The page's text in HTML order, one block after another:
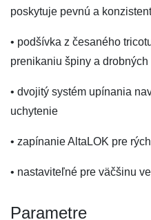
poskytuje pevnú a
• podšívka z česaného
prenikaniu špiny a drobných
• dvojitý systém upínania
uchytenie
• zapínanie AltaLOK pre
• nastaviteľné pre väčšinu
Parametre